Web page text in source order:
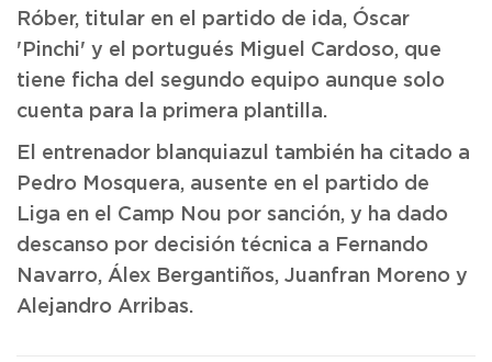
Róber, titular en el partido de ida, Óscar
'Pinchi' y el portugués Miguel Cardoso, que
tiene ficha del segundo equipo aunque solo
cuenta para la primera plantilla.
El entrenador blanquiazul también ha citado a
Pedro Mosquera, ausente en el partido de
Liga en el Camp Nou por sanción, y ha dado
descanso por decisión técnica a Fernando
Navarro, Álex Bergantiños, Juanfran Moreno y
Alejandro Arribas.